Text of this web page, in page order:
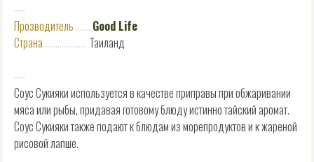
―
Прозводитель ....... Good Life
Страна .................... Таиланд
―
Соус Сукияки используется в качестве приправы при обжаривании
мяса или рыбы, придавая готовому блюду истинно тайский аромат.
Соус Сукияки также подают к блюдам из морепродуктов и к жареной
рисовой лапше.